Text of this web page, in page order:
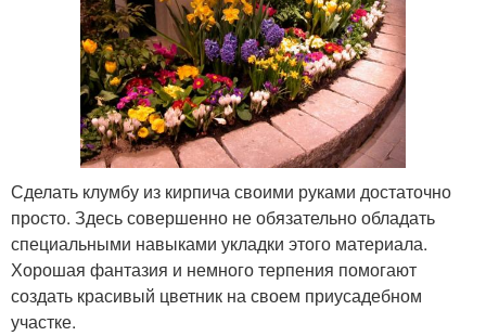
Сделать клумбу из кирпича своими руками достаточно
просто. Здесь совершенно не обязательно обладать
специальными навыками укладки этого материала.
Хорошая фантазия и немного терпения помогают
создать красивый цветник на своем приусадебном
участке.